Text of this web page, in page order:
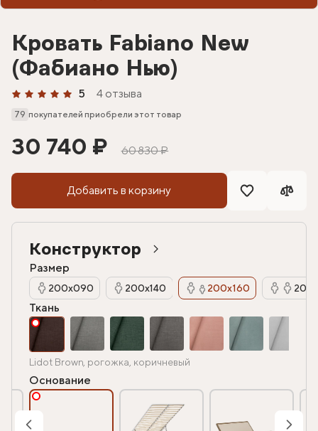
Кровать Fabiano New
(Фабиано Нью)
5 4 отзыва
79 покупателей приобрели этот товар
30 740 ₽ 60 830 ₽
Добавить в корзину
Конструктор
Размер
200х090 200х140 200х160
Ткань
Lidot Brown, рогожка, коричневый
Основание